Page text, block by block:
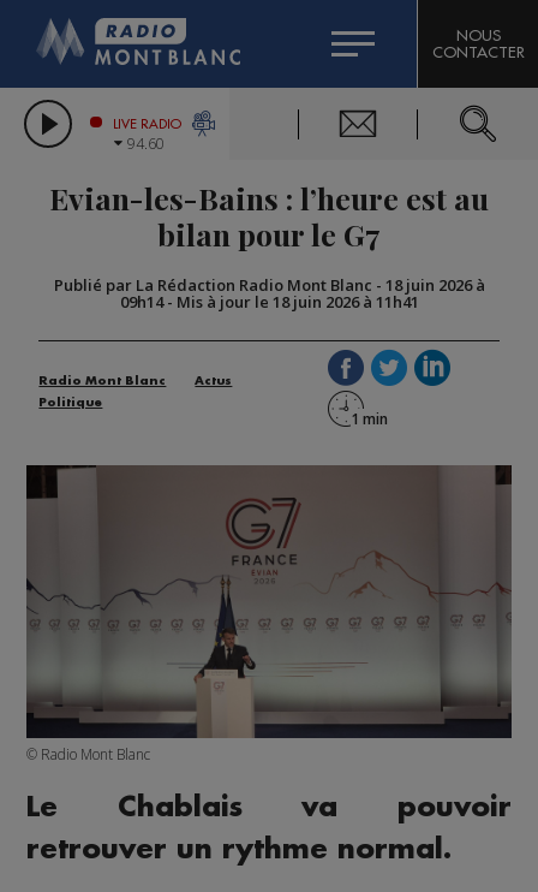
LES CHRONIQUES DE L'EXPERT
CITIZEN MACHINERY
GRAND MASSIF DOMAINES SKIABLES
BIGARD
COMPAGNIE DU MONT-BLANC
NOUS
CONTACTER
LIVE RADIO
94.60
Evian-les-Bains : l’heure est au
bilan pour le G7
Publié par La Rédaction Radio Mont Blanc - 18 juin 2026 à
09h14- Mis à jour le 18 juin 2026 à 11h41
Radio Mont Blanc
Actus
Politique
© Radio Mont Blanc
Le Chablais va pouvoir
retrouver un rythme normal.